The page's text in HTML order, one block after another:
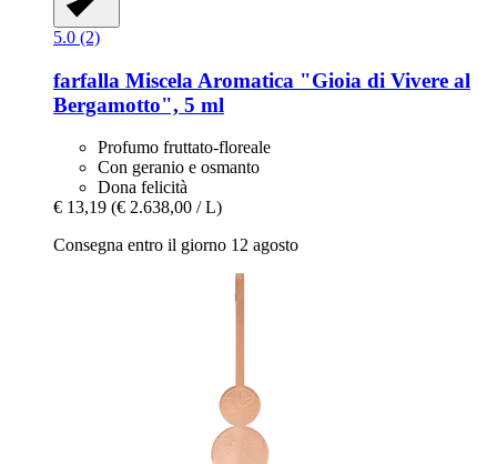
5.0 (2)
farfalla Miscela Aromatica "Gioia di Vivere al
Bergamotto", 5 ml
Profumo fruttato-floreale
Con geranio e osmanto
Dona felicità
€ 13,19 (€ 2.638,00 / L)
Consegna entro il giorno 12 agosto